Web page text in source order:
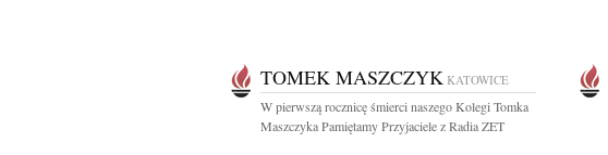
TOMEK MASZCZYK KATOWICE
W pierwszą rocznicę śmierci naszego Kolegi Tomka
Maszczyka Pamiętamy Przyjaciele z Radia ZET